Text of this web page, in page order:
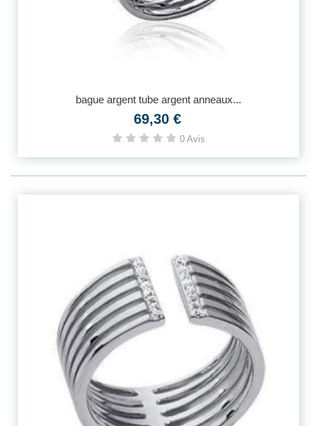
bague argent tube argent anneaux...
69,30 €
0 Avis